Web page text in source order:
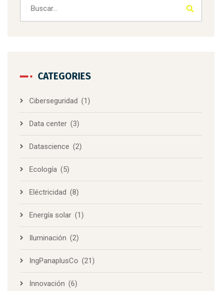
CATEGORIES
Ciberseguridad (1)
Data center (3)
Datascience (2)
Ecología (5)
Eléctricidad (8)
Energía solar (1)
Iluminación (2)
IngPanaplusCo (21)
Innovación (6)